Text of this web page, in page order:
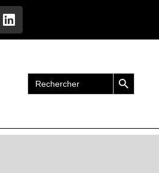
Search
for:
Search Button